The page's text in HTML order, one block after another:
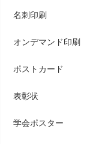
名刺印刷
オンデマンド印刷
ポストカード
表彰状
学会ポスター